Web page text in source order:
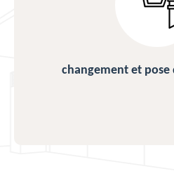
changement et pose